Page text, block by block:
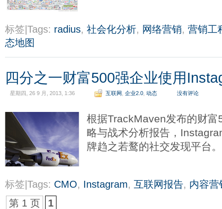
标签|Tags: radius, 社会化分析, 网络营销, 营销工
态地图
四分之一财富500强企业使用
星期四, 26 9 月, 2013, 1:36 互联网 企业2.0 动态 没有评论
根据TrackMaven发布的财
略与战术分析报告，
牌趋之若鹜的社交发现平台
标签|Tags: CMO, Instagram, 互联网报告, 内容营
第 1 页
1